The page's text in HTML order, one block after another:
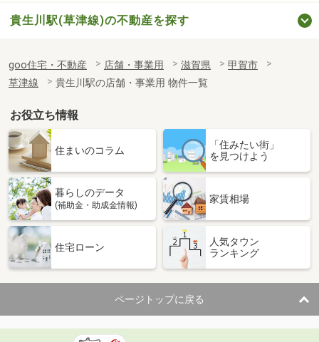
貴生川駅(草津線)の不動産を探す
goo住宅・不動産 店舗・事業用 滋賀県
甲賀市
草津線
貴生川駅の店舗・事業用 物件一覧
お役立ち情報
住まいのコラム
「住みたい街」
を見つけよう
暮らしのデータ
(補助金・助成金情報)
家賃相場
住宅ローン
人気タウン
ランキング
ページトップに戻る